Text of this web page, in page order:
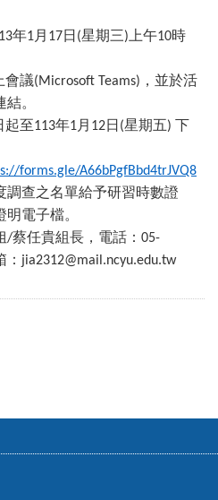
年1月 17日 (星期三) 上午10時
會議(Microsoft Teams) ，並於活
。
起至113年1月 12日 (星期五) 下
forms.gle/A66bPgfBbd4trJVQ8
調查之名單給予研習時數證
電子檔。
/蔡任貴組長，電話： 05-
： jia2312@mail.ncyu.edu.tw